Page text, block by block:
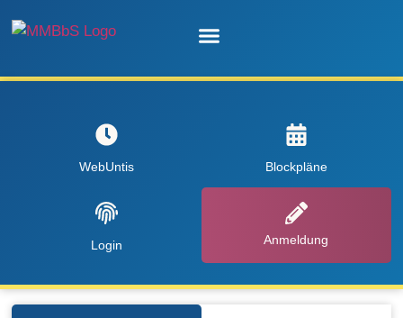
WebUntis Blockpläne
Login Anmeldung